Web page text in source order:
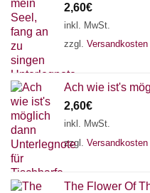
2,60€
inkl. MwSt.
zzgl. Versandkosten
Ach wie ist's
2,60€
inkl. MwSt.
zzgl. Versandkosten
The Flower Of